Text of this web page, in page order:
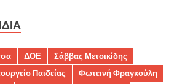
ΔΟΕ
Σάββας Μετοικίδης
Παιδείας
Φωτεινή Φραγκούλη